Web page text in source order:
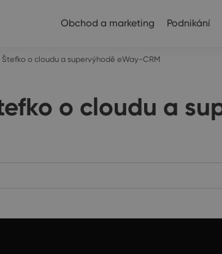
Obchod a marketing Podnikání
Štefko o cloudu a supervýhodě eWay-CRM
o cloudu a